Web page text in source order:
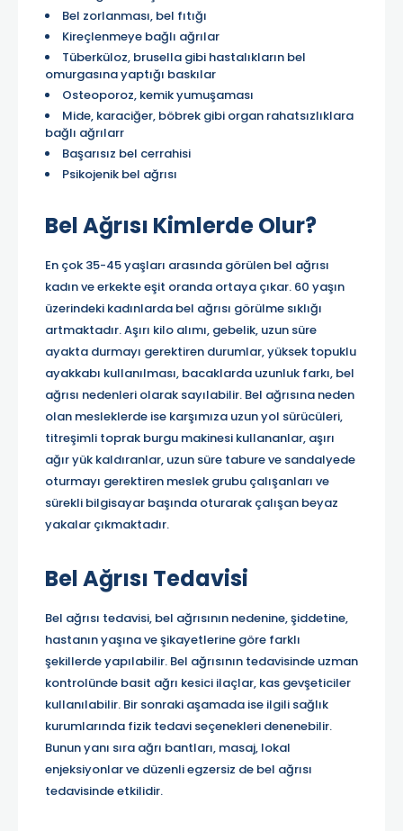
Bel zorlanması, bel fıtığı
Kireçlenmeye bağlı ağrılar
Tüberküloz, brusella gibi hastalıkların bel
omurgasına yaptığı baskılar
Osteoporoz, kemik yumuşaması
Mide, karaciğer, böbrek gibi organ rahatsızlıklara
bağlı ağrılarr
Başarısız bel cerrahisi
Psikojenik bel ağrısı
Bel Ağrısı Kimlerde Olur?
En çok 35-45 yaşları arasında görülen bel ağrısı
kadın ve erkekte eşit oranda ortaya çıkar. 60 yaşın
üzerindeki kadınlarda bel ağrısı görülme sıklığı
artmaktadır. Aşırı kilo alımı, gebelik, uzun süre
ayakta durmayı gerektiren durumlar, yüksek topuklu
ayakkabı kullanılması, bacaklarda uzunluk farkı, bel
ağrısı nedenleri olarak sayılabilir. Bel ağrısına neden
olan mesleklerde ise karşımıza uzun yol sürücüleri,
titreşimli toprak burgu makinesi kullananlar, aşırı
ağır yük kaldıranlar, uzun süre tabure ve sandalyede
oturmayı gerektiren meslek grubu çalışanları ve
sürekli bilgisayar başında oturarak çalışan beyaz
yakalar çıkmaktadır.
Bel Ağrısı Tedavisi
Bel ağrısı tedavisi, bel ağrısının nedenine, şiddetine,
hastanın yaşına ve şikayetlerine göre farklı
şekillerde yapılabilir. Bel ağrısının tedavisinde uzman
kontrolünde basit ağrı kesici ilaçlar, kas gevşeticiler
kullanılabilir. Bir sonraki aşamada ise ilgili sağlık
kurumlarında fizik tedavi seçenekleri denenebilir.
Bunun yanı sıra ağrı bantları, masaj, lokal
enjeksiyonlar ve düzenli egzersiz de bel ağrısı
tedavisinde etkilidir.